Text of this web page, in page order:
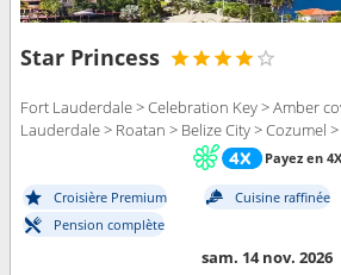
Star Princess
Fort Lauderdale > Celebration Key > Amber
Lauderdale > Roatan > Belize City > Cozumel
Payez en 4X
Croisière Premium Cuisine raffinée
Pension complète
sam. 14 nov. 2026